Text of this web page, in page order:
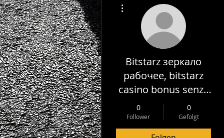
Bitstarz зеркало
рабочее, bitstarz
casino bonus senza
deposito codes
november 2022
0
Follower
0
Gefolgt